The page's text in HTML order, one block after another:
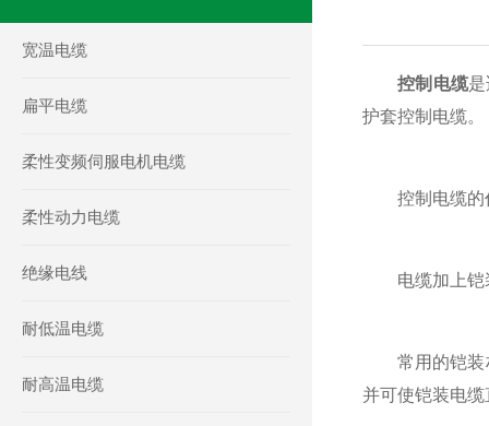
宽温电缆
扁平电缆
柔性变频伺服电机电缆
柔性动力电缆
绝缘电线
耐低温电缆
耐高温电缆
控制电缆
护套控制电缆。
控制电缆的
电缆加上铠装
常用的铠装材
并可使铠装电